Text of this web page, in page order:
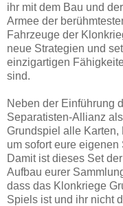
ihr mit dem Bau und
Armee der
Fahrzeuge der
neue Strategien und
einzigartigen
sind.
Neben der Einführung
Separatisten-Allianz
Grundspiel alle Karten,
um sofort eure
Damit ist dieses Set
Aufbau eurer
dass das Klonkriege
Spiels ist und ihr nicht